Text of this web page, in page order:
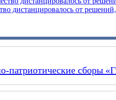
дистанцировалось от решений,
патриотические сборы